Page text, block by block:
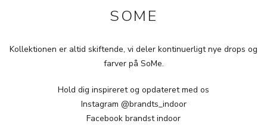
SOME
Kollektionen er altid skiftende, vi deler kontinuerligt nye drops og
farver på SoMe.
Hold dig inspireret og opdateret med os
Instagram @brandts_indoor
Facebook brandst indoor